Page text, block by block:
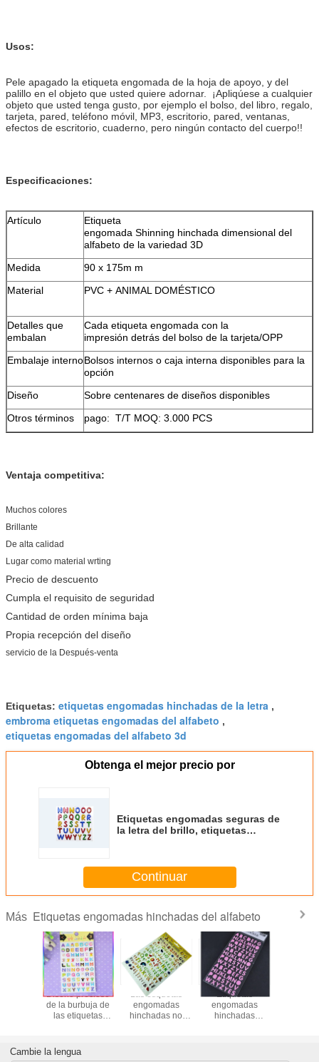
Usos:
Pele apagado la etiqueta engomada de la hoja de apoyo, y del
palillo en el objeto que usted quiere adornar. ¡Apliqúese a cualquier
objeto que usted tenga gusto, por ejemplo el bolso, del libro, regalo,
tarjeta, pared, teléfono móvil, MP3, escritorio, pared, ventanas,
efectos de escritorio, cuaderno, pero ningún contacto del cuerpo!!
Especificaciones:
Artículo
Etiqueta
engomada Shinning hinchada dimensional del
alfabeto de la variedad 3D
Medida
90 x 175m m
Material
PVC + ANIMAL DOMÉSTICO
Detalles que
embalan
Cada etiqueta engomada con la
impresión detrás del bolso de la tarjeta/OPP
Embalaje internoBolsos internos o caja interna disponibles para la
opción
Diseño
Sobre centenares de diseños disponibles
Otros términos
pago: T/T MOQ: 3.000 PCS
Ventaja competitiva:
Muchos colores
Brillante
De alta calidad
Lugar como material wrting
Precio de descuento
Cumpla el requisito de seguridad
Cantidad de orden mínima baja
Propia recepción del diseño
servicio de la Después-venta
Etiquetas: etiquetas engomadas hinchadas de la letra ,
embroma etiquetas engomadas del alfabeto ,
etiquetas engomadas del alfabeto 3d
Obtenga el mejor precio por
Etiquetas engomadas seguras de
la letra del brillo, etiquetas
Continuar
Más Etiquetas engomadas hinchadas del alfabeto
Diseño precioso
de la burbuja de
las etiquetas
alfabeto de los
niños tamaño de
Las etiquetas
engomadas
hinchadas no
autas-adhesivo
Etiquetas
engomadas
hinchadas
del cuarto de
Cambie la lengua